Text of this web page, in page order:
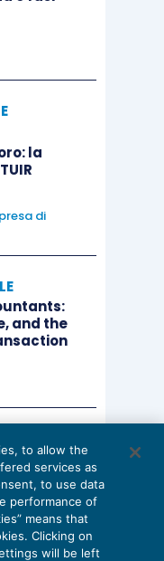
abbia delegato
affidamento,
il
per legge e
competenze
per i
deleghe) nei
concorrenza e
c.c., in materia di
conflittuale
operazione
termini,
la
di
and the
le
to allow the
services as
to use data
performance of
means that
Clicking on
will be left